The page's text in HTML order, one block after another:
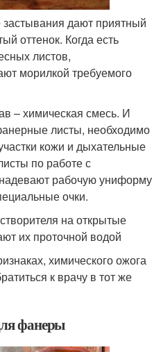
дают приятный
оттенок. Когда есть
листов,
морилкой требуемого
– химическая смесь. И
листы, необходимо
кожи и дыхательные
по работе с
рабочую униформу
очки.
на открытые
их проточной водой
химического ожога
к врачу в тот же
фанеры